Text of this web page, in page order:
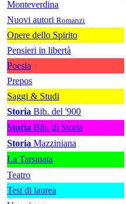
Monteverdina
Nuovi autori Romanzi
Opere dello Spirito
Pensieri in libertà
Poesia
Prepos
Saggi & Studi
Storia Bib. del '900
Storia Bib. di Storia
Storia Mazziniana
La Tarsinata
Teatro
Tesi di laurea